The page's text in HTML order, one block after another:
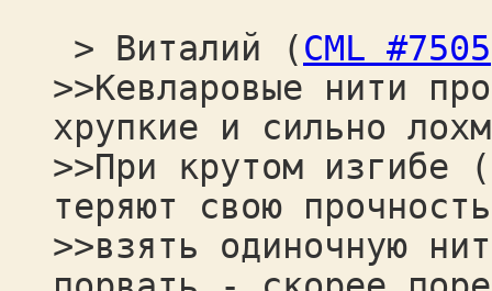
> Виталий (CML #7505
>>Кевларовые нити
хрупкие и сильно
>>При крутом изгибе
теряют свою
>>взять одиночную